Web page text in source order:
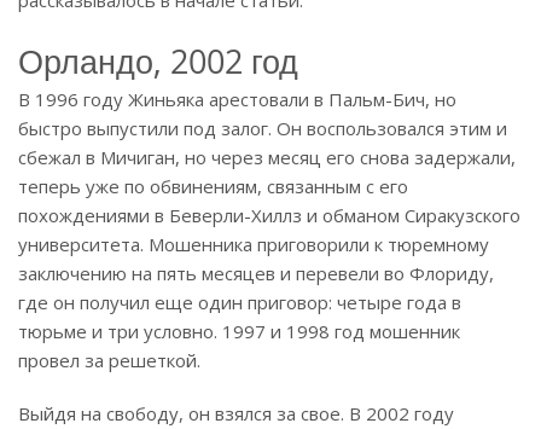
Орландо, 2002 год
В 1996 году Жиньяка арестовали в Пальм-Бич, но
быстро выпустили под залог. Он воспользовался этим и
сбежал в Мичиган, но через месяц его снова задержали,
теперь уже по обвинениям, связанным с его
похождениями в Беверли-Хиллз и обманом Сиракузского
университета. Мошенника приговорили к тюремному
заключению на пять месяцев и перевели во Флориду,
где он получил еще один приговор: четыре года в
тюрьме и три условно. 1997 и 1998 год мошенник
провел за решеткой.
Выйдя на свободу, он взялся за свое. В 2002 году